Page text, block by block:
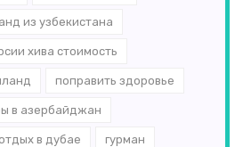
из узбекистана
хива стоимость
поправить здоровье
в азербайджан
в дубае гурман